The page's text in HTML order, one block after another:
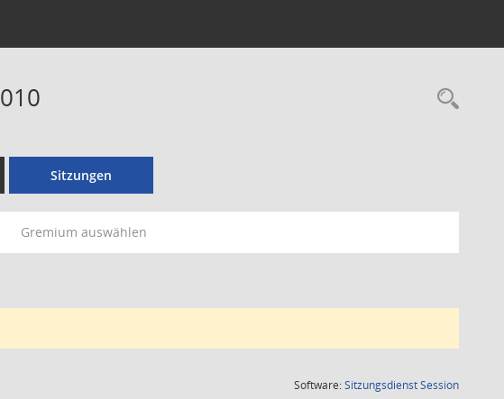
Sitzungen
Gremium auswählen
Software:SitzungsdienstSession(Wird in